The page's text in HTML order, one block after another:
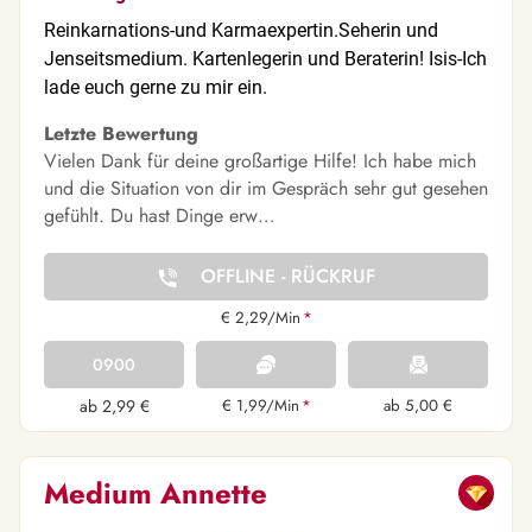
Reinkarnations-und Karmaexpertin.Seherin und
Jenseitsmedium. Kartenlegerin und Beraterin! Isis-Ich
lade euch gerne zu mir ein.
Letzte Bewertung
Vielen Dank für deine großartige Hilfe! Ich habe mich
und die Situation von dir im Gespräch sehr gut gesehen
gefühlt. Du hast Dinge erw…
OFFLINE - RÜCKRUF
€ 2,29/Min *
0900
ab 2,99 €
€ 1,99/Min * ab 5,00 €
Medium Annette